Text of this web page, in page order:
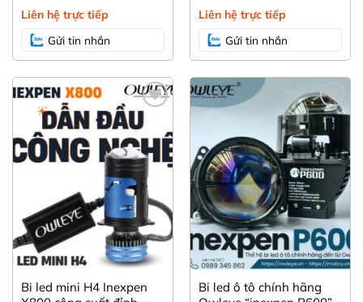
toàn hơn với ba màu
nhiệt
Liên hệ trực tiếp
Gửi tin nhắn
khác biệt
Liên hệ trực tiếp
Gửi tin nhắn
thích
Bi led mini H4 Inexpen
Yêu
thích
Bi led ô tô chính hãng